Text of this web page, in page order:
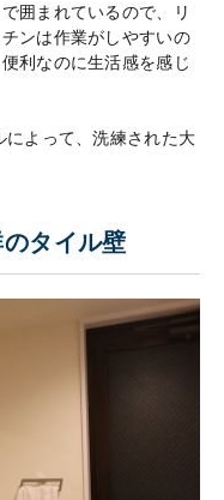
囲まれているので、リ
ンは作業がしやすいの
利なのに生活感を感じ
によって、洗練された大
タイル壁